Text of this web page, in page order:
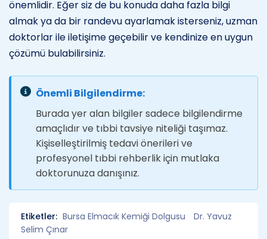
önemlidir. Eğer siz de bu konuda daha fazla bilgi
almak ya da bir randevu ayarlamak isterseniz, uzman
doktorlar ile iletişime geçebilir ve kendinize en uygun
çözümü bulabilirsiniz.
Önemli Bilgilendirme:
Burada yer alan bilgiler sadece bilgilendirme
amaçlıdır ve tıbbi tavsiye niteliği taşımaz.
Kişiselleştirilmiş tedavi önerileri ve
profesyonel tıbbi rehberlik için mutlaka
doktorunuza danışınız.
Etiketler: Bursa Elmacık Kemiği Dolgusu
Dr. Yavuz
Selim Çınar